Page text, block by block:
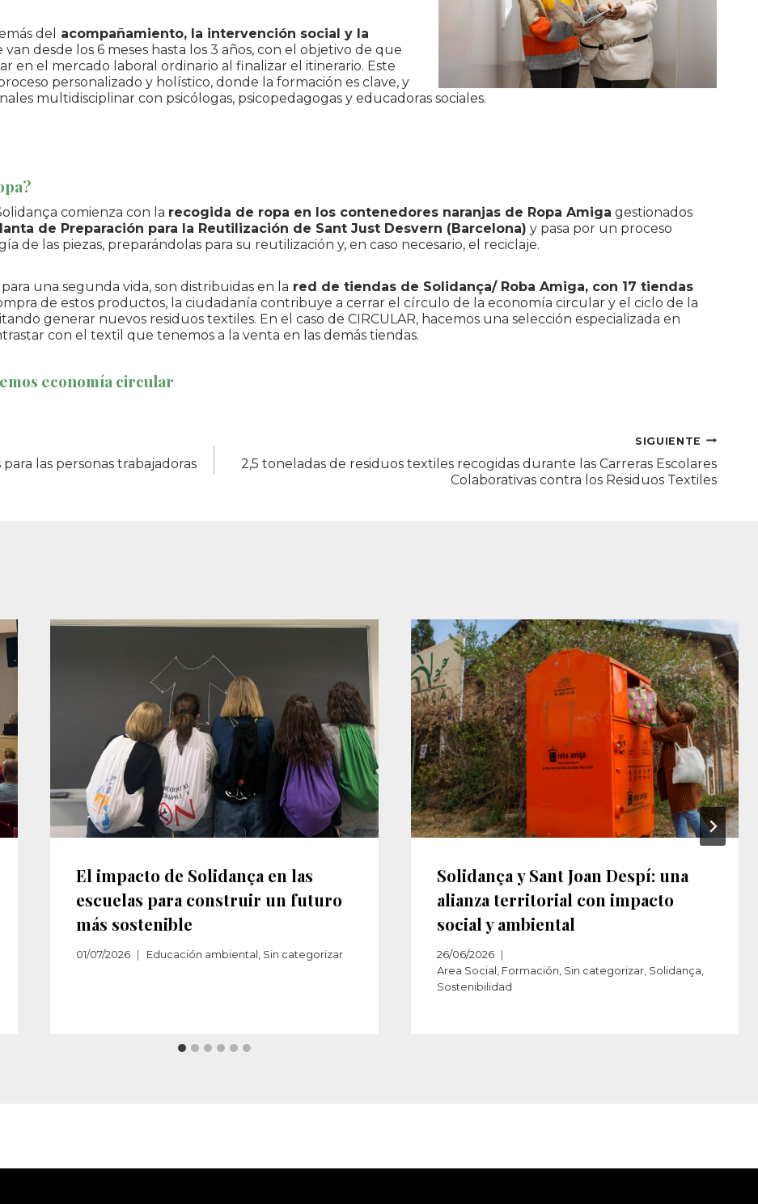
del
acompañamiento, la intervención social y la
desde los 6 meses hasta los 3 años, con el objetivo de que
en el mercado laboral ordinario al finalizar el itinerario. Este
personalizado y holístico, donde la formación es clave, y
multidisciplinar con psicólogas, psicopedagogas y educadoras sociales.
comienza con la recogida de ropa en los contenedores naranjas de Ropa Amiga gestionados
de Preparación para la Reutilización de Sant Just Desvern (Barcelona) y pasa por un proceso
de las piezas, preparándolas para su reutilización y, en caso necesario, el reciclaje.
una segunda vida, son distribuidas en la red de tiendas de Solidança/ Roba Amiga, con 17 tiendas
de estos productos, la ciudadanía contribuye a cerrar el círculo de la economía circular y el ciclo de la
generar nuevos residuos textiles. En el caso de CIRCULAR, hacemos una selección especializada en
con el textil que tenemos a la venta en las demás tiendas.
economía circular
las personas trabajadoras
SIGUIENTE
2,5 toneladas de residuos textiles recogidas durante las Carreras Escolares
Colaborativas contra los Residuos Textiles
El impacto de Solidança en las
escuelas para construir un futuro
más sostenible
01/07/2026 Educación ambiental Sin categorizar
Solidança y Sant Joan Despí: una
alianza territorial con impacto
social y ambiental
26/06/2026
Area Social Formación Sin categorizar, Solidança
Sostenibilidad